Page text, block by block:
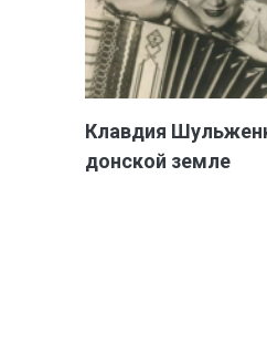
Клавдия
донской земле